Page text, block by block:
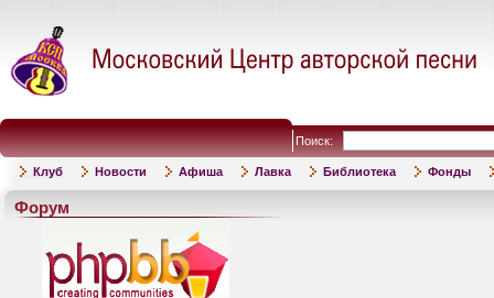
Поиск:
Клуб Новости Афиша Лавка Библиотека Фонды
Форум